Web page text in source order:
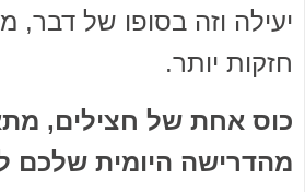
יעילה וזה בסופו של דבר,
חזקות יותר.
מהדרישה היומית שלכם